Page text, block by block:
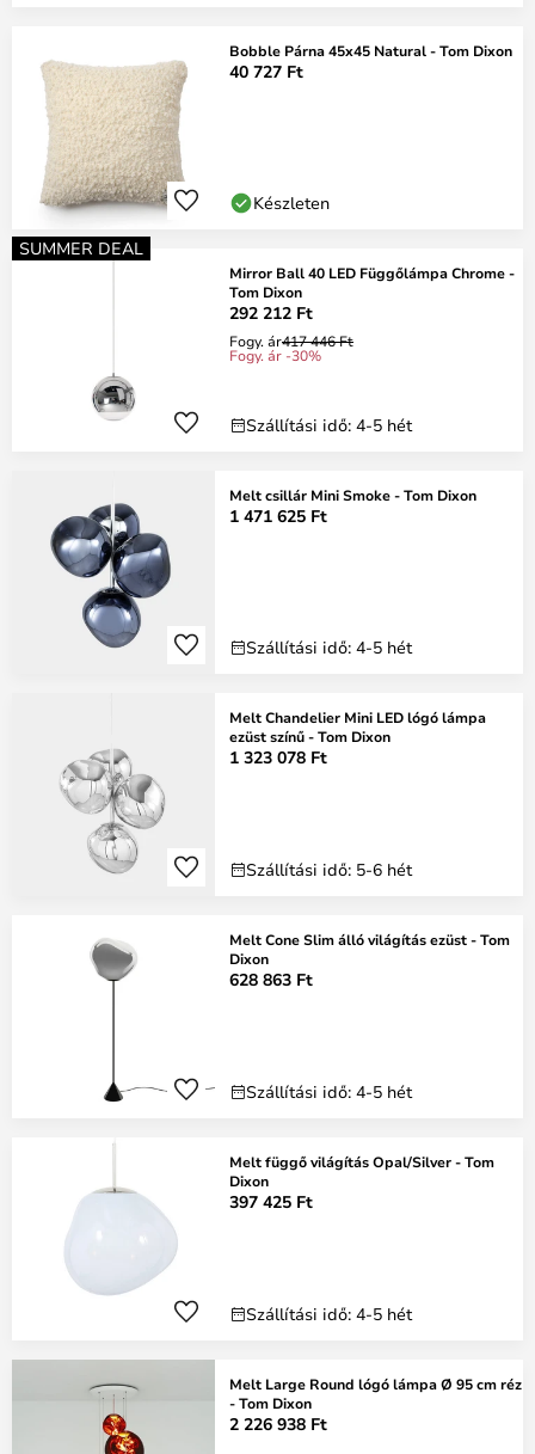
Bobble Párna 45x45 Natural - Tom Dixon
40 727 Ft
Készleten
SUMMER DEAL
Mirror Ball 40 LED Függőlámpa Chrome -
Tom Dixon
292 212 Ft
Fogy. ár417 446 Ft
Fogy. ár -30%
Szállítási idő: 4-5 hét
Melt csillár Mini Smoke - Tom Dixon
1 471 625 Ft
Szállítási idő: 4-5 hét
Melt Chandelier Mini LED lógó lámpa
ezüst színű - Tom Dixon
1 323 078 Ft
Szállítási idő: 5-6 hét
Melt Cone Slim álló világítás ezüst - Tom
Dixon
628 863 Ft
Szállítási idő: 4-5 hét
Melt függő világítás Opal/Silver - Tom
Dixon
397 425 Ft
Szállítási idő: 4-5 hét
Melt Large Round lógó lámpa Ø 95 cm réz
- Tom Dixon
2 226 938 Ft